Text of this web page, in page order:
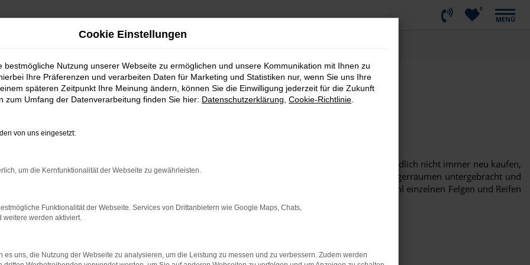
0
MENÜ
in Leutkirch im Allgäu
als auch im Herbst auf den neuesten Stand bringen. Keine Sorge: Sie müssen selbstverständlich nicht immer neu kaufen,
dies, dass der nicht benötigte Satz an Sommer- bzw. Winterreifen sicher in unseren Lagerräumen untergebracht und
& Räder für Ihren Opel anbieten, versteht sich von selbst. Unser Sortiment umfasst sowohl einzelnen Felgen und Reifen
Kommen Sie zu uns nach Leutkirch / Allgäu und lassen Sie sich beraten.
Cookie Einstellungen
bestmögliche Nutzung unserer Webseite zu ermöglichen und unsere Kommunikation mit Ihnen zu
Ihre Präferenzen und verarbeiten Daten für Marketing und Statistiken nur, wenn Sie uns Ihre
späteren Zeitpunkt Ihre Meinung ändern, können Sie die Einwilligung jederzeit für die Zukunft
zum Umfang der Datenverarbeitung finden Sie hier: Datenschutzerklärung Cookie-Richtlinie
von uns eingesetzt:
um die Kernfunktionalität der Webseite zu gewährleisten.
Funktionalität der Webseite. Services von Drittanbietern wie Google Maps, Chats,
weitere werden aktiviert.
es uns, die Nutzung der Webseite zu analysieren, um die Leistung zu messen und zu verbessern. Zudem werden